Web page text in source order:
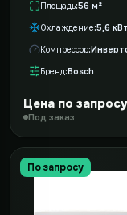
Площадь 56 м²
Охлаждение 5,6 кВт
Компрессор
Бренд Bosch
Цена по запросу
Под заказ
По запросу